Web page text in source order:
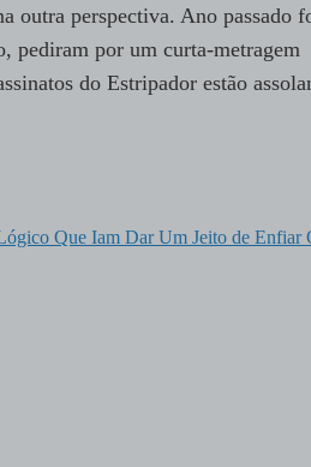
outra perspectiva. Ano passado
pediram por um curta-metragem
do Estripador estão
Que Iam Dar Um Jeito de Enfiar